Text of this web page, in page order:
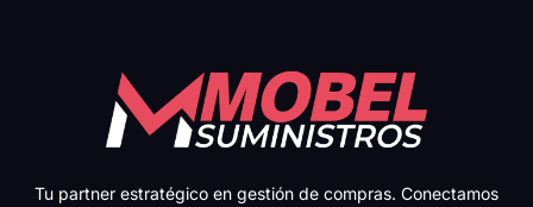
Tu partner estratégico en gestión de compras. Conectamos